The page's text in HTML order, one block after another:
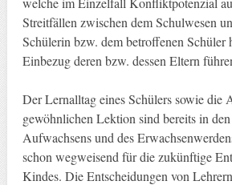
Streitfällen zwischen dem Schulwesen
Schülerin bzw. dem betroffenen Schüler
Einbezug deren bzw. dessen Eltern
Der Lernalltag eines Schülers sowie die
gewöhnlichen Lektion sind bereits in
Aufwachsens und des
schon wegweisend für die zukünftige
Kindes. Die Entscheidungen von